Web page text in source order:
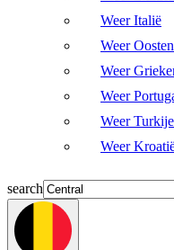
Weer Italië
Weer
Weer
Weer
Weer Turkije
Weer
search